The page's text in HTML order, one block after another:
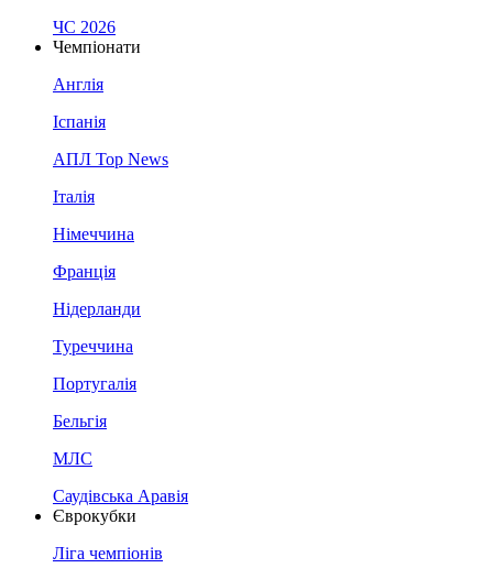
ЧС 2026
Чемпіонати
Англія
Іспанія
АПЛ Top News
Італія
Німеччина
Франція
Нідерланди
Туреччина
Португалія
Бельгія
МЛС
Саудівська Аравія
Єврокубки
Ліга чемпіонів